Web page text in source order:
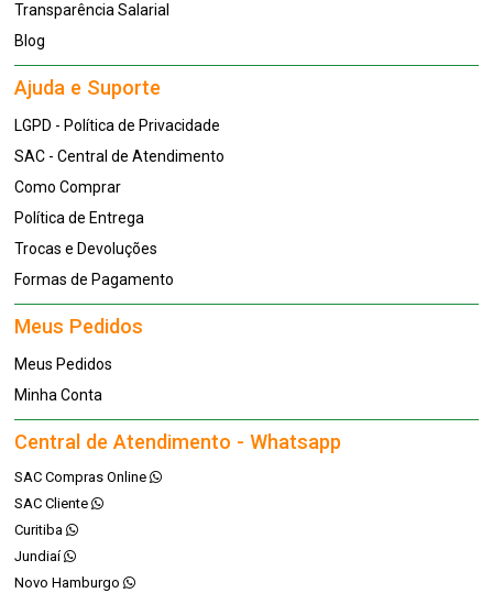
Transparência Salarial
Blog
Ajuda e Suporte
LGPD - Política de Privacidade
SAC - Central de Atendimento
Como Comprar
Política de Entrega
Trocas e Devoluções
Formas de Pagamento
Meus Pedidos
Meus Pedidos
Minha Conta
Central de Atendimento - Whatsapp
SAC Compras Online
SAC Cliente
Curitiba
Jundiaí
Novo Hamburgo